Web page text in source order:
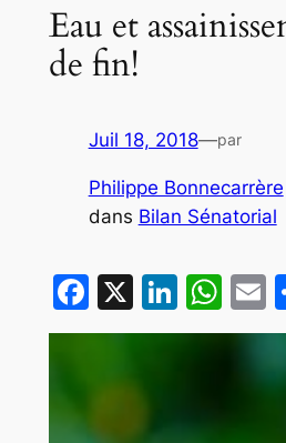
Eau et
de fin!
Juil 18, 2018—par
Philippe Bonnecarrère
dans Bilan Sénatorial
Facebook
X